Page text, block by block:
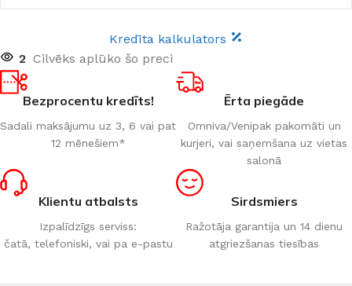
Kredīta kalkulators
2 Cilvēks aplūko šo preci
Bezprocentu kredīts!
Sadali maksājumu uz 3, 6 vai pat
12 mēnešiem*
Ērta piegāde
Omniva/Venipak pakomāti un
kurjeri, vai saņemšana uz vietas
salonā
Klientu atbalsts
Izpalīdzīgs serviss:
čatā, telefoniski, vai pa e-pastu
Sirdsmiers
Ražotāja garantija un 14 dienu
atgriezšanas tiesības